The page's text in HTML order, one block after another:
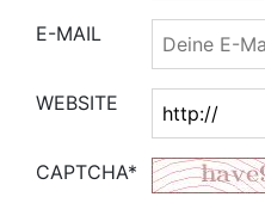
E-MAIL
WEBSITE
CAPTCHA*